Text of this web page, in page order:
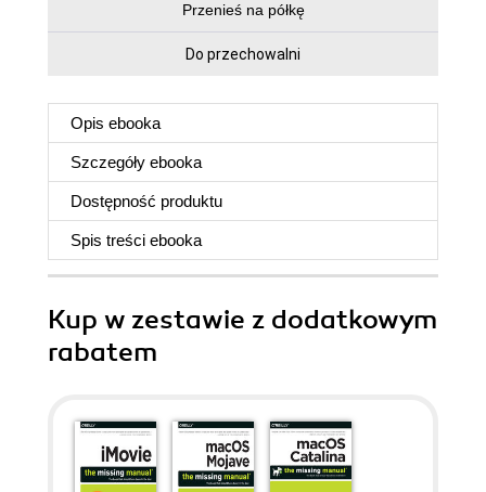
Przenieś na półkę
Do przechowalni
Opis ebooka
Szczegóły ebooka
Dostępność produktu
Spis treści ebooka
Kup w zestawie z dodatkowym
rabatem